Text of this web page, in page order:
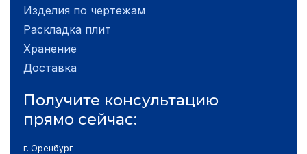
Изделия по чертежам
Раскладка плит
Хранение
Доставка
Получите консультацию
прямо сейчас:
г. Оренбург